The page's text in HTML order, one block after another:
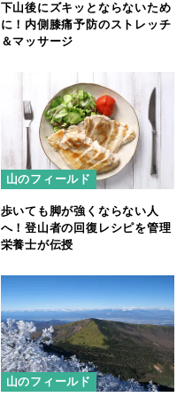
下山後にズキッとならないため
に！内側膝痛予防のストレッチ
＆マッサージ
山のフィールド
歩いても脚が強くならない人
へ！登山者の回復レシピを管理
栄養士が伝授
山のフィールド